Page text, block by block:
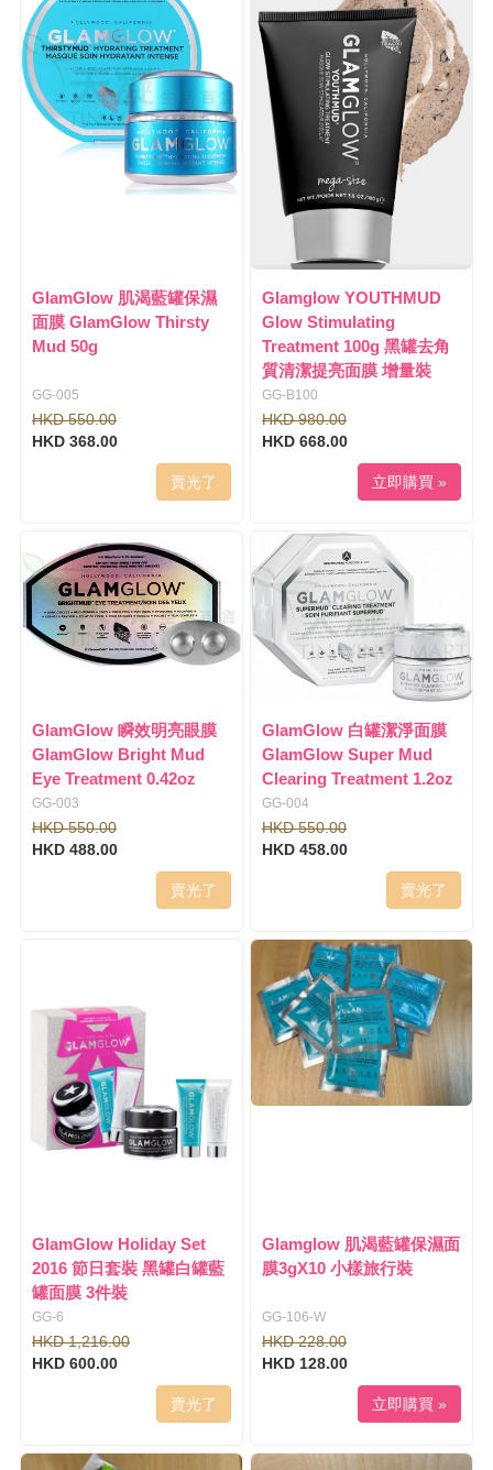
GlamGlow 肌渴藍罐保濕
面膜 GlamGlow Thirsty
Mud 50g
GG-005
HKD 550.00
HKD 368.00
賣光了
Glamglow YOUTHMUD
Glow Stimulating
Treatment 100g 黑罐去角
質清潔提亮面膜 增量裝
GG-B100
HKD 980.00
HKD 668.00
立即購買 »
GlamGlow 瞬效明亮眼膜
GlamGlow Bright Mud
Eye Treatment 0.42oz
GG-003
HKD 550.00
HKD 488.00
賣光了
GlamGlow 白罐潔淨面膜
GlamGlow Super Mud
Clearing Treatment 1.2oz
GG-004
HKD 550.00
HKD 458.00
賣光了
GlamGlow Holiday Set
2016 節日套裝 黑罐白罐藍
罐面膜 3件裝
GG-6
HKD 1,216.00
HKD 600.00
賣光了
Glamglow 肌渴藍罐保濕面
膜3gX10 小樣旅行裝
GG-106-W
HKD 228.00
HKD 128.00
立即購買 »